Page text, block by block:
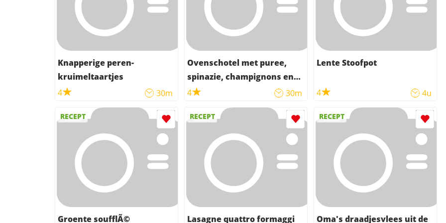
Knapperige peren-
kruimeltaartjes
4
30m
Ovenschotel met puree,
spinazie, champignons en
zalm
4 30m
Lente Stoofpot
4 4u
RECEPT
Groente soufflÃ©
RECEPT
Lasagne quattro formaggi
RECEPT
Oma's draadjesvlees uit de